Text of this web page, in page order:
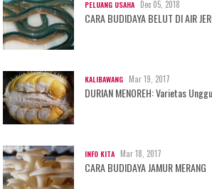
PELUANG USAHA Dec 05, 2018
CARA BUDIDAYA BELUT DI AIR
KALIBAWANG Mar 19, 2017
DURIAN MENOREH: Varietas
INFO KITA Mar 18, 2017
CARA BUDIDAYA JAMUR MERANG